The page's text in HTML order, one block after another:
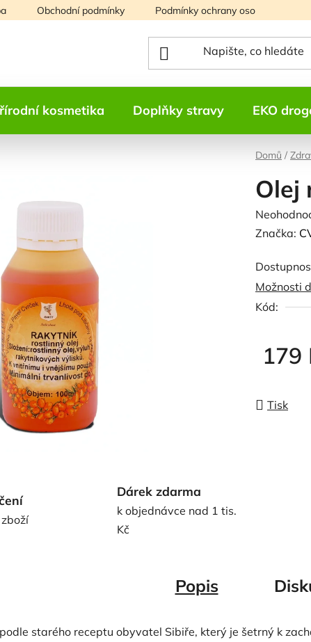
Obchodní podmínky Podmínky ochrany osobních údajů
kosmetika Doplňky stravy EKO
Domů /
Olej
Průměrné
hodnocení
je
0,0
z
hvězdiček.
Značka:
Možnosti
Kód:
179
Tisk
Dárek zdarma
k objednávce nad 1 tis.
Kč
Popis
starého receptu obyvatel Sibiře, který je šetrný k